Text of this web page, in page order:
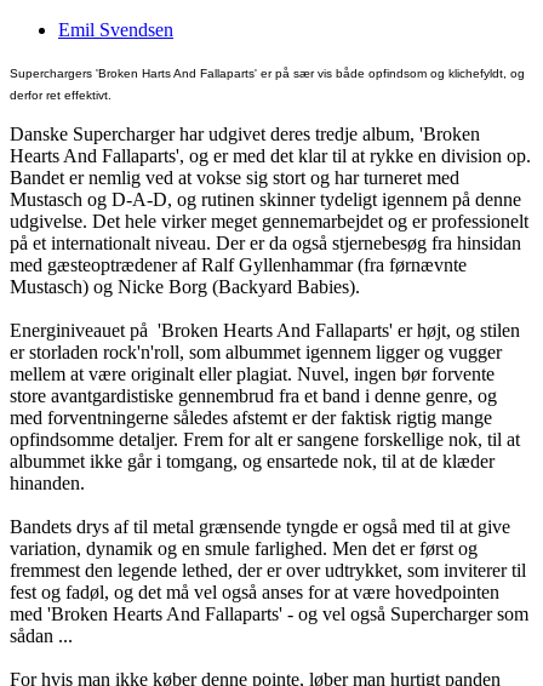
Emil Svendsen
Superchargers 'Broken Harts And Fallaparts' er på sær vis både opfindsom og klichefyldt, og
derfor ret effektivt.
Danske Supercharger har udgivet deres tredje album, 'Broken
Hearts And Fallaparts', og er med det klar til at rykke en division op.
Bandet er nemlig ved at vokse sig stort og har turneret med
Mustasch og D-A-D, og rutinen skinner tydeligt igennem på denne
udgivelse. Det hele virker meget gennemarbejdet og er professionelt
på et internationalt niveau. Der er da også stjernebesøg fra hinsidan
med gæsteoptrædener af Ralf Gyllenhammar (fra førnævnte
Mustasch) og Nicke Borg (Backyard Babies).
Energiniveauet på 'Broken Hearts And Fallaparts' er højt, og stilen
er storladen rock'n'roll, som albummet igennem ligger og vugger
mellem at være originalt eller plagiat. Nuvel, ingen bør forvente
store avantgardistiske gennembrud fra et band i denne genre, og
med forventningerne således afstemt er der faktisk rigtig mange
opfindsomme detaljer. Frem for alt er sangene forskellige nok, til at
albummet ikke går i tomgang, og ensartede nok, til at de klæder
hinanden.
Bandets drys af til metal grænsende tyngde er også med til at give
variation, dynamik og en smule farlighed. Men det er først og
fremmest den legende lethed, der er over udtrykket, som inviterer til
fest og fadøl, og det må vel også anses for at være hovedpointen
med 'Broken Hearts And Fallaparts' - og vel også Supercharger som
sådan ...
For hvis man ikke køber denne pointe, løber man hurtigt panden